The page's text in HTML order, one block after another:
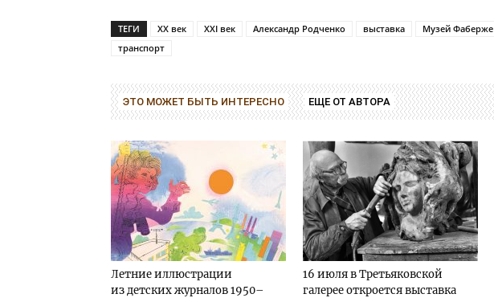
ТЕГИ XX век XXI век Александр Родченко выставка Музей Фаберже
транспорт
ЭТО МОЖЕТ БЫТЬ ИНТЕРЕСНО ЕЩЕ ОТ АВТОРА
Летние иллюстрации
из детских журналов 1950–
16 июля в Третьяковской
галерее откроется выставка